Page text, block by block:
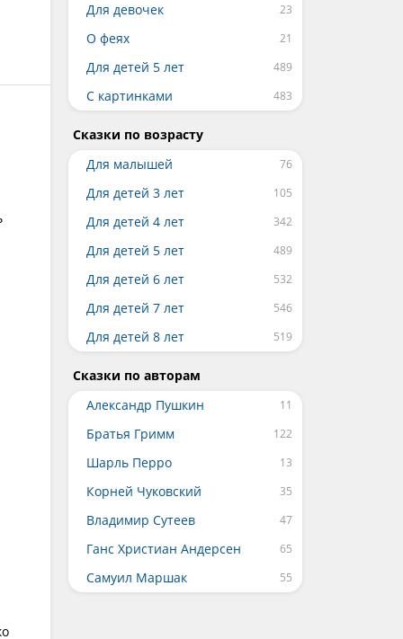
Для девочек
О феях
Для детей 5 лет
С картинками
Сказки по возрасту
Для малышей
Для детей 3 лет
Для детей 4 лет
Для детей 5 лет
Для детей 6 лет
Для детей 7 лет
Для детей 8 лет
Сказки по авторам
Александр Пушкин
Братья Гримм
Шарль Перро
Корней Чуковский
Владимир Сутеев
Ганс Христиан Андерсен
Самуил Маршак